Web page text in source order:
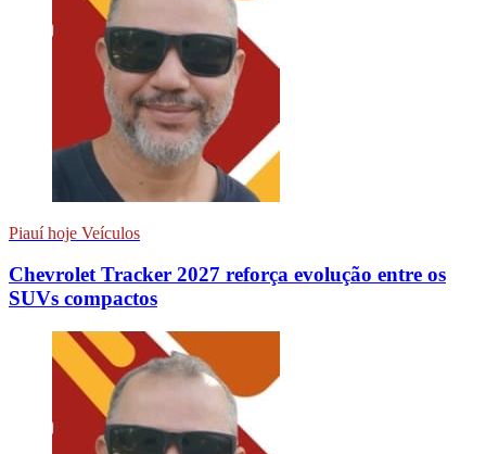
Piauí hoje Veículos
Chevrolet Tracker 2027 reforça evolução entre os
SUVs compactos